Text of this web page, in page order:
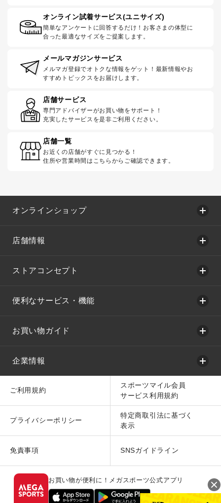
オンライン試着サービス(ユニサイズ)
簡単なアンケートに回答するだけ！お客さまの体型に
合った最適なサイズをご提案します。
メールマガジンサービス
メルマガ登録でオトクな情報をゲット！最新情報やお
すすめトピックスをお届けします。
店舗サービス
専門アドバイザーがお買い物をサポート！
充実したサービスを是非ご利用ください。
店舗一覧
お近くの店舗がすぐに見つかる！
住所や営業時間はこちらからご確認できます。
オンラインショップ
店舗情報
ストアコンセプト
便利なサービス・機能
お買い物ガイド
企業情報
ご利用規約
スポーツマイル会員
サービス利用規約
プライバシーポリシー
特定商取引法に基づく
表示
免責事項 SNSガイドライン
お買い物が便利に！メガスポーツ公式アプリ